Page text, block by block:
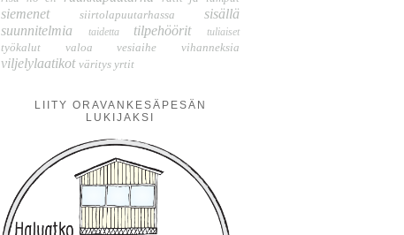
siemenet siirtolapuutarhassa
sisällä
suunnitelmia
taidetta tilpehöörit tuliaiset
työkalut valoa vesiaihe vihanneksia
viljelylaatikot väritys yrtit
LIITY ORAVANKESÄPESÄN
LUKIJAKSI